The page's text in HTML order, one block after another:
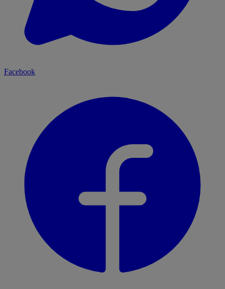
Facebook